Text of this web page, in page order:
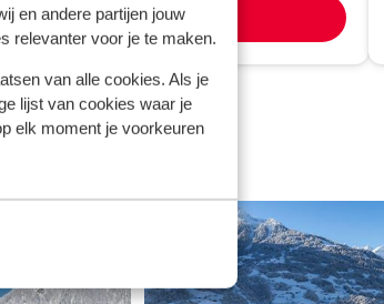
en andere partijen jouw
relevanter voor je te maken.
van alle cookies. Als je
lijst van cookies waar je
elk moment je voorkeuren
Bekijk